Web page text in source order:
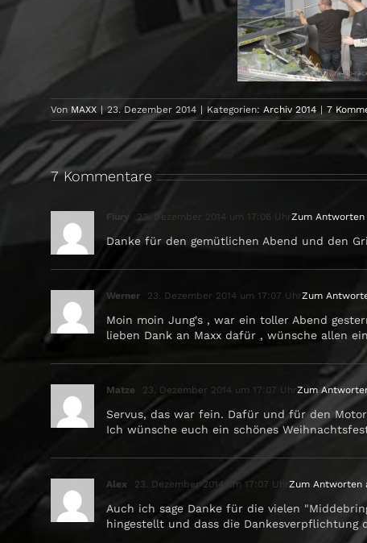
Von MAXX | 23. Dezember 2014 | Kategorien:Archiv 2014 | 7
7 Kommentare
Fiury 23. Dezember 2014 um 17:06 UhrZum
Danke für den gemütlichen Abend und den
Werner 23. Dezember 2014 um 17:07 UhrZum
Moin moin Jung's , war ein toller Abend
lieben Dank an Maxx dafür , wünsche allen
Matze 23. Dezember 2014 um 17:07 UhrZum
Servus, das war fein. Dafür und für den
Ich wünsche euch ein schönes
Alex 23. Dezember 2014 um 17:07 UhrZum Antworten
Auch ich sage Danke für die vielen
hingestellt und dass die Dankesverpflichtung